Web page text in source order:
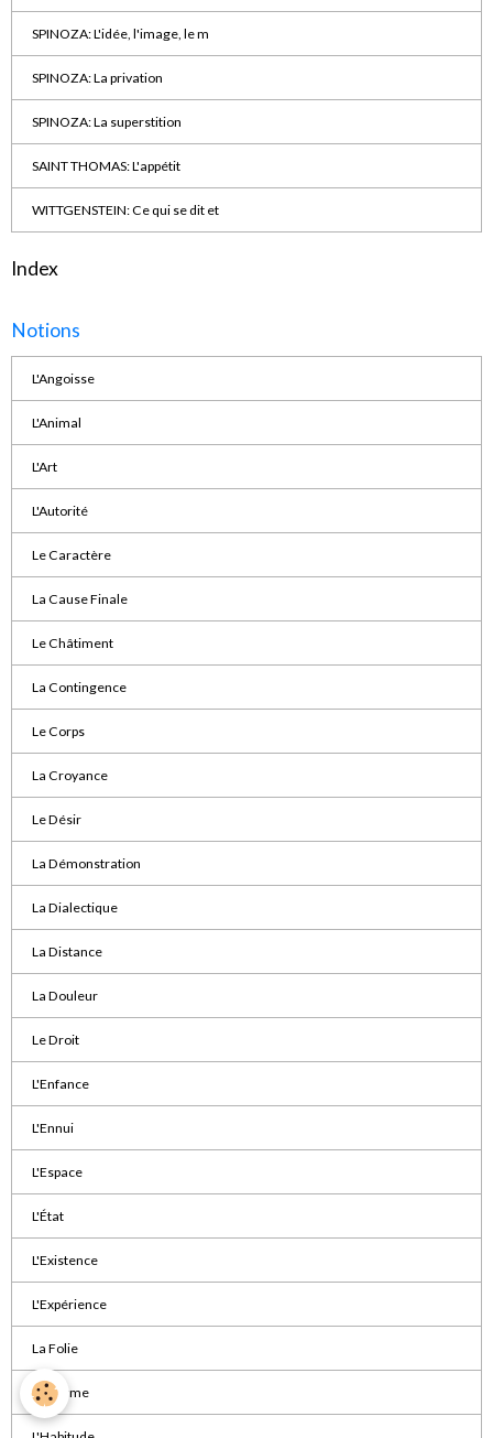
SPINOZA: L'idée, l'image, le m
SPINOZA: La privation
SPINOZA: La superstition
SAINT THOMAS: L'appétit
WITTGENSTEIN: Ce qui se dit et
Index
Notions
L'Angoisse
L'Animal
L'Art
L'Autorité
Le Caractère
La Cause Finale
Le Châtiment
La Contingence
Le Corps
La Croyance
Le Désir
La Démonstration
La Dialectique
La Distance
La Douleur
Le Droit
L'Enfance
L'Ennui
L'Espace
L'État
L'Existence
L'Expérience
La Folie
La Forme